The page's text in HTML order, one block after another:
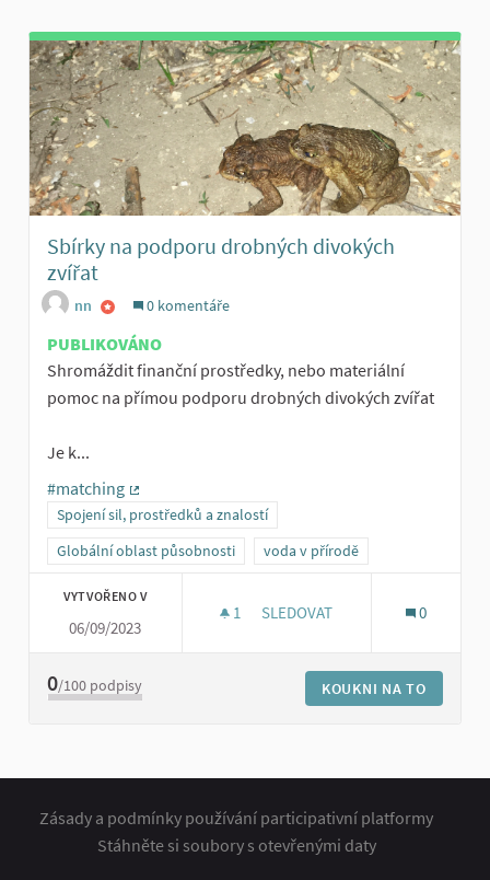
Sbírky na podporu drobných divokých
zvířat
nn 0 komentáře
PUBLIKOVÁNO
Shromáždit finanční prostředky, nebo materiální
pomoc na přímou podporu drobných divokých zvířat
Je k...
#matching
(Externí odkaz)
Spojení sil, prostředků a znalostí
Globální oblast působnosti
voda v přírodě
VYTVOŘENO V
06/09/2023
1 1 SLEDUJÍCÍ
SLEDOVAT 0
0/100 podpisy KOUKNI NA TO
Zásady a podmínky používání participativní platformy
Stáhněte si soubory s otevřenými daty